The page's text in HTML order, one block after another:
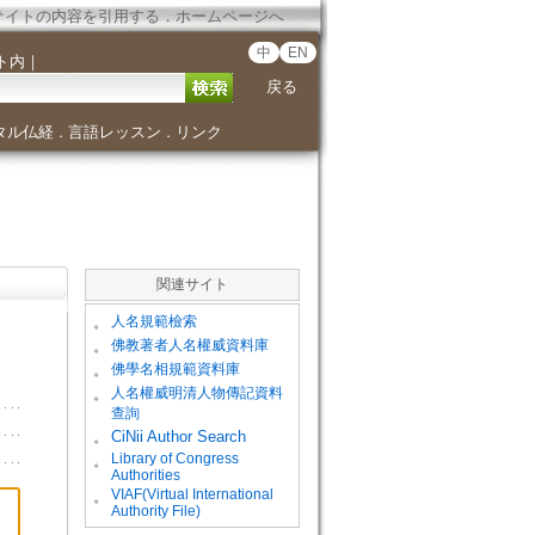
イトの内容を引用する．ホームページへ
内 ｜ 中 EN
戻る
ル仏経． 言語レッスン ． リンク
関連サイト
。 人名規範檢索
。 佛教著者人名權威資料庫
。 佛學名相規範資料庫
。
人名權威明清人物傳記資料
查詢
。
CiNii Author Search
。
Library of Congress
Authorities
。
VIAF(Virtual International
Authority File)